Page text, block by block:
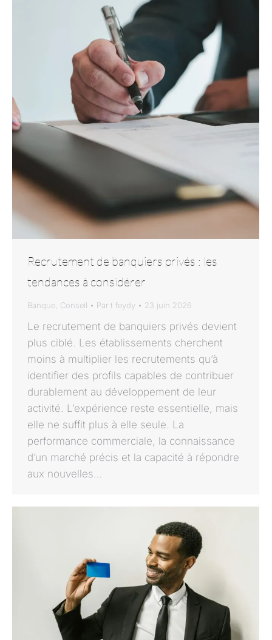
Recrutement de banquiers privés : les
tendances à considérer
Banque, Conseil Par t feydy 23 juin 2026
Le recrutement de banquiers privés devient
plus ciblé. Les établissements cherchent
moins à multiplier les recrutements qu’à
identifier des profils capables de contribuer
durablement au développement de leur
activité. L’expérience reste essentielle, mais
elle ne suffit plus à elle seule. La
performance commerciale, la connaissance
d’un marché précis et la capacité à répondre
aux nouvelles…